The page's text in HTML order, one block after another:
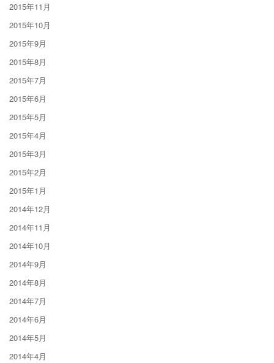
2015年11月
2015年10月
2015年9月
2015年8月
2015年7月
2015年6月
2015年5月
2015年4月
2015年3月
2015年2月
2015年1月
2014年12月
2014年11月
2014年10月
2014年9月
2014年8月
2014年7月
2014年6月
2014年5月
2014年4月